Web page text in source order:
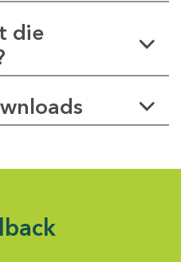
die